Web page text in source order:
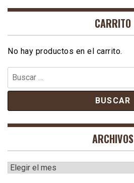
CARRITO
No hay productos en el carrito.
Buscar:
ARCHIVOS
Archivos